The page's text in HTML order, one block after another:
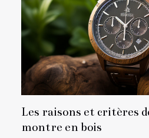
Les raisons et critères
montre en bois